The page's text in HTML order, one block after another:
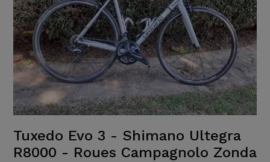
Tuxedo Evo 3 - Shimano Ultegra
R8000 - Roues Campagnolo Zonda